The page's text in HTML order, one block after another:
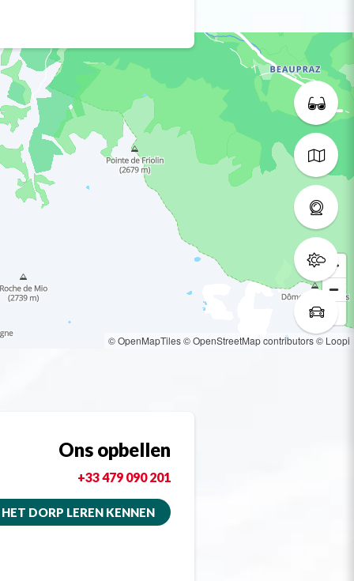
© OpenMapTiles© OpenStreetMap contributors© Loopi
Ons opbellen
+33 479 090 201
HET DORP LEREN KENNEN